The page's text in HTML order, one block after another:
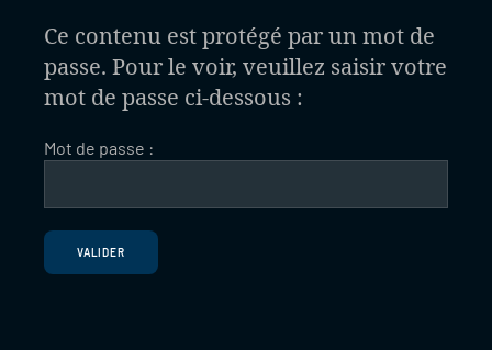
Ce contenu est protégé par un mot de
passe. Pour le voir, veuillez saisir votre
mot de passe ci-dessous :
Mot de passe :